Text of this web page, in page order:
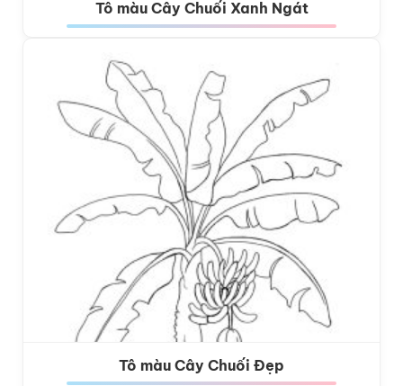
Tô màu Cây Chuối Xanh Ngát
Tô màu Cây Chuối Đẹp